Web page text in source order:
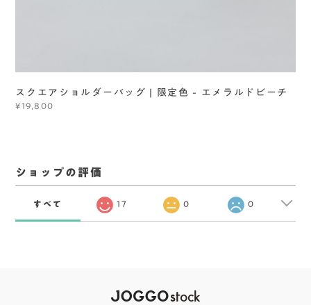
スクエアショルダーバッグ | 限定色 - エメラルドビーチ
¥19,800
ショップの評価
すべて 17 0 0